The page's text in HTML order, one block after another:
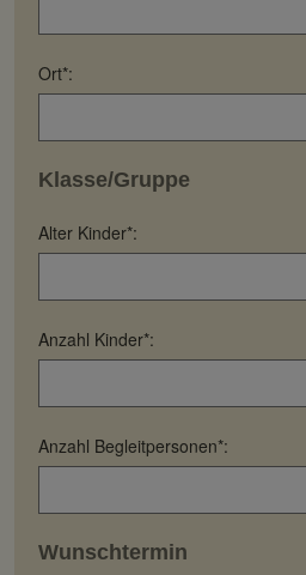
Ort*:
Klasse/Gruppe
Alter Kinder*:
Anzahl Kinder*:
Anzahl Begleitpersonen*:
Wunschtermin